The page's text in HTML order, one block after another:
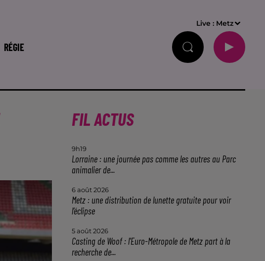
RÉGIE
Live : Metz
FIL ACTUS
9h19
Lorraine : une journée pas comme les autres au Parc
animalier de...
6 août 2026
Metz : une distribution de lunette gratuite pour voir
l’éclipse
5 août 2026
Casting de Woof : l'Euro-Métropole de Metz part à la
recherche de...